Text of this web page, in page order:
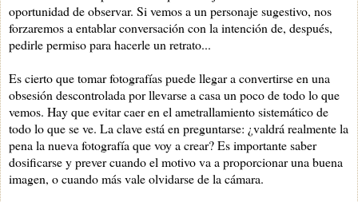
oportunidad de observar. Si vemos a un personaje sugestivo, nos
forzaremos a entablar conversación con la intención de, después,
pedirle permiso para hacerle un retrato...
Es cierto que tomar fotografías puede llegar a convertirse en una
obsesión descontrolada por llevarse a casa un poco de todo lo que
vemos. Hay que evitar caer en el ametrallamiento sistemático de
todo lo que se ve. La clave está en preguntarse: ¿valdrá realmente la
pena la nueva fotografía que voy a crear? Es importante saber
dosificarse y prever cuando el motivo va a proporcionar una buena
imagen, o cuando más vale olvidarse de la cámara.